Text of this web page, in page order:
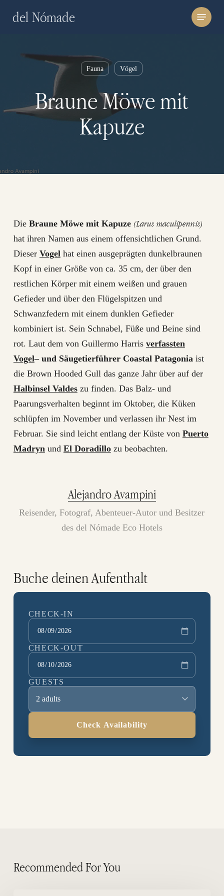
del Nómade Menu
Fauna Vögel
Braune Möwe mit
Kapuze
Die Braune Möwe mit Kapuze (Larus maculipennis)
hat ihren Namen aus einem offensichtlichen Grund.
Dieser Vogelhat einen ausgeprägten dunkelbraunen
Kopf in einer Größe von ca. 35 cm, der über den
restlichen Körper mit einem weißen und grauen
Gefieder und über den Flügelspitzen und
Schwanzfedern mit einem dunklen Gefieder
kombiniert ist. Sein Schnabel, Füße und Beine sind
rot. Laut dem von Guillermo Harris verfassten
Vogel– und Säugetierführer Coastal Patagoniaist
die Brown Hooded Gull das ganze Jahr über auf der
Halbinsel Valdeszu finden. Das Balz- und
Paarungsverhalten beginnt im Oktober, die Küken
schlüpfen im November und verlassen ihr Nest im
Februar. Sie sind leicht entlang der Küste von Puerto
Madrynund El Doradillozu beobachten.
Alejandro Avampini
Reisender, Fotograf, Abenteuer-Autor und Besitzer
des del Nómade Eco Hotels
Buche deinen Aufenthalt
CHECK-IN
CHECK-OUT
GUESTS
2 adults
Check Availability
Recommended For You